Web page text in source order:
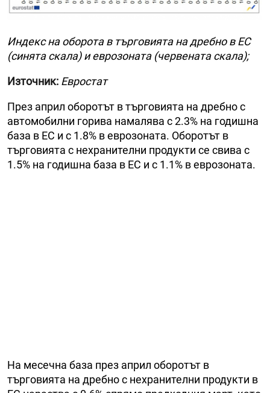
Индекс на оборота в търговията на дребно в ЕС
(синята скала) и еврозоната (червената скала);
Източник: Евростат
През април оборотът в търговията на дребно с
автомобилни горива намалява с 2.3% на годишна
база в ЕС и с 1.8% в еврозоната. Оборотът в
търговията с нехранителни продукти се свива с
1.5% на годишна база в ЕС и с 1.1% в еврозоната.
На месечна база през април оборотът в
търговията на дребно с нехранителни продукти в